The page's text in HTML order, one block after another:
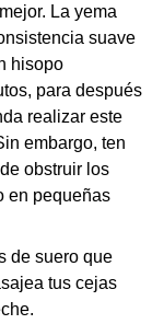
La yema
suave
hisopo
para después
realizar este
embargo, ten
obstruir los
en pequeñas
de suero que
tus cejas